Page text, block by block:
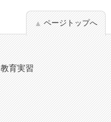
ページトップへ
教育実習